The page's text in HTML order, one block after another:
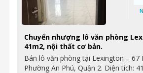
Chuyển nhượng lô văn phòng
41m2, nội thất cơ bản.
Bán lô văn phòng tại Lexington – 67
Phường An Phú, Quận 2. Diện tích: